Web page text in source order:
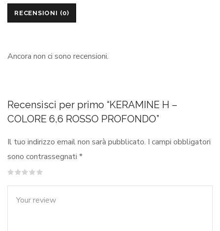
RECENSIONI (0)
Ancora non ci sono recensioni.
Recensisci per primo “KERAMINE H –
COLORE 6,6 ROSSO PROFONDO”
Il tuo indirizzo email non sarà pubblicato. I campi obbligatori
sono contrassegnati *